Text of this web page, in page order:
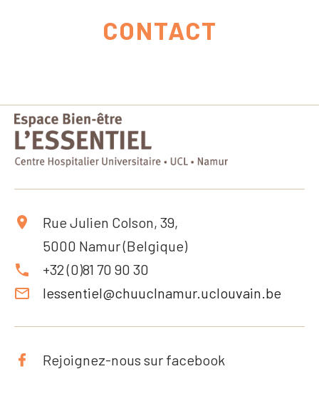
CONTACT
Rue Julien Colson, 39,
5000 Namur (Belgique)
+32 (0)81 70 90 30
lessentiel@chuuclnamur.uclouvain.be
Rejoignez-nous sur facebook